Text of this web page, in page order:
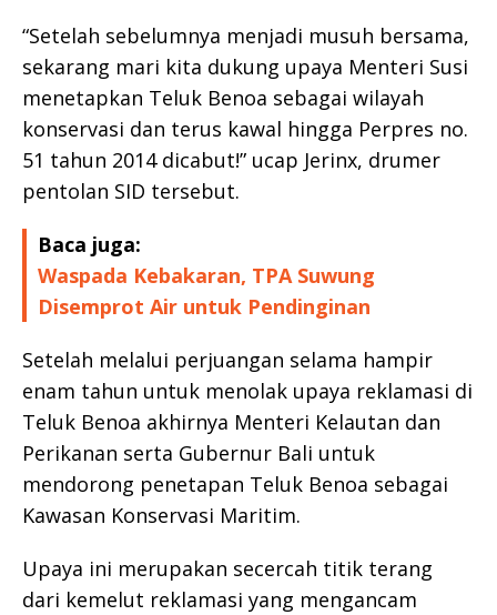
“Setelah sebelumnya menjadi musuh bersama,
sekarang mari kita dukung upaya Menteri Susi
menetapkan Teluk Benoa sebagai wilayah
konservasi dan terus kawal hingga Perpres no.
51 tahun 2014 dicabut!” ucap Jerinx, drumer
pentolan SID tersebut.
Baca juga:
Waspada Kebakaran, TPA Suwung
Disemprot Air untuk Pendinginan
Setelah melalui perjuangan selama hampir
enam tahun untuk menolak upaya reklamasi di
Teluk Benoa akhirnya Menteri Kelautan dan
Perikanan serta Gubernur Bali untuk
mendorong penetapan Teluk Benoa sebagai
Kawasan Konservasi Maritim.
Upaya ini merupakan secercah titik terang
dari kemelut reklamasi yang mengancam